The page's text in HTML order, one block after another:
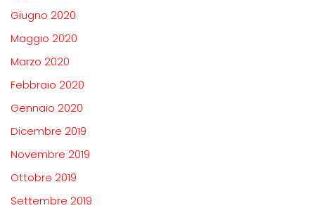
Giugno 2020
Maggio 2020
Marzo 2020
Febbraio 2020
Gennaio 2020
Dicembre 2019
Novembre 2019
Ottobre 2019
Settembre 2019